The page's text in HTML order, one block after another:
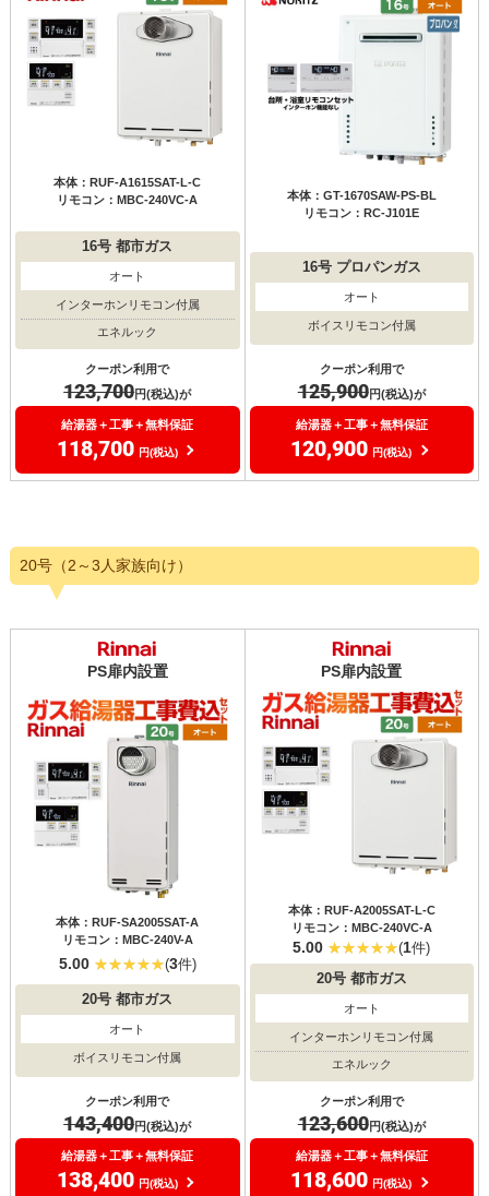
本体：RUF-A1615SAT-L-C
リモコン：MBC-240VC-A
16号 都市ガス
オート
インターホンリモコン付属
エネルック
クーポン利用で
123,700円(税込)が
給湯器＋工事＋無料保証
118,700 円(税込)
本体：GT-1670SAW-PS-BL
リモコン：RC-J101E
16号プロパンガス
オート
ボイスリモコン付属
クーポン利用で
125,900円(税込)が
給湯器＋工事＋無料保証
120,900 円(税込)
20号（2～3人家族向け）
PS扉内設置
本体：RUF-SA2005SAT-A
リモコン：MBC-240V-A
5.00 (3件)
20号 都市ガス
オート
ボイスリモコン付属
クーポン利用で
143,400円(税込)が
給湯器＋工事＋無料保証
138,400 円(税込)
PS扉内設置
本体：RUF-A2005SAT-L-C
リモコン：MBC-240VC-A
5.00 (1件)
20号都市ガス
オート
インターホンリモコン付属
エネルック
クーポン利用で
123,600円(税込)が
給湯器＋工事＋無料保証
118,600 円(税込)